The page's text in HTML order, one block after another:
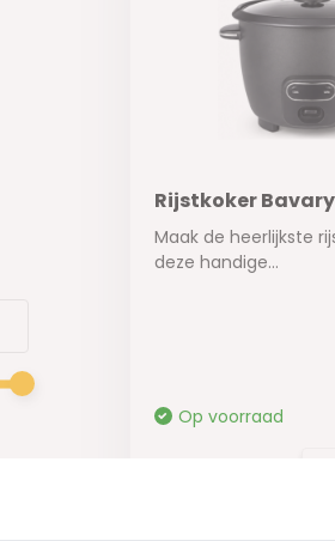
Rijstkoker
Maak de heerlijkste
deze handige...
Op voorraad